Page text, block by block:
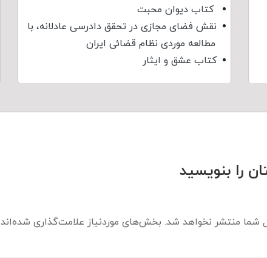
کتاب دیوان محبت
نقش فضای مجازی در تحقق دادرسی عادلانه، با
مطالعه موردی نظام قضائی ایران
کتاب عشق و ایثار
را بنویسید
شما منتشر نخواهد شد. بخش‌های موردنیاز علامت‌گذاری شده‌اند